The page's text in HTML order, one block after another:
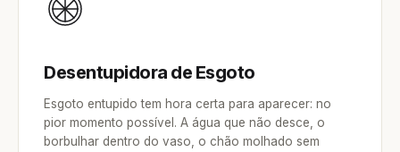
Desentupidora de Esgoto
Esgoto entupido tem hora certa para aparecer: no
pior momento possível. A água que não desce, o
borbulhar dentro do vaso, o chão molhado sem